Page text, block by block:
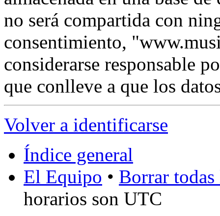
no será compartida con
consentimiento,
considerarse responsable
que conlleve a que los
Volver a identificarse
Índice general
El Equipo • Borrar
horarios son UTC